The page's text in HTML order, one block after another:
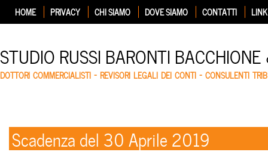
HOME PRIVACY CHI SIAMO DOVE SIAMO CONTATTI LINK
STUDIO RUSSI BARONTI
DOTTORI COMMERCIALISTI – REVISORI LEGALI DEI CONTI – CONSULENTI
Scadenza del 30 Aprile 2019